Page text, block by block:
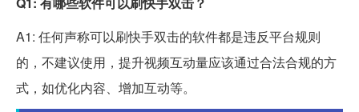
A1: 任何声称可以刷快手双击的软件都是违反平台规则
的，不建议使用，提升视频互动量应该通过合法合规的方
式，如优化内容、增加互动等。